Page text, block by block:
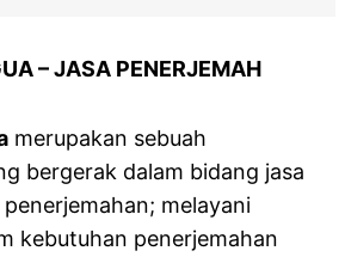
–JASA PENERJEMAH
merupakan sebuah
bergerak dalam bidang jasa
melayani
kebutuhan penerjemahan